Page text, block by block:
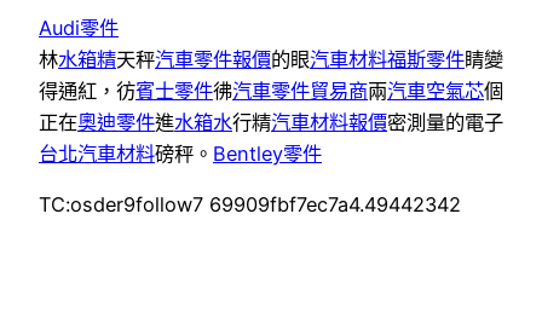
Audi零件
林水箱精天秤汽車零件報價的眼汽車材料福斯零件睛變
得通紅，彷賓士零件彿汽車零件貿易商兩汽車空氣芯個
正在奧迪零件進水箱水行精汽車材料報價密測量的電子
台北汽車材料磅秤。 Bentley零件
TC:osder9follow7 69909fbf7ec7a4.49442342